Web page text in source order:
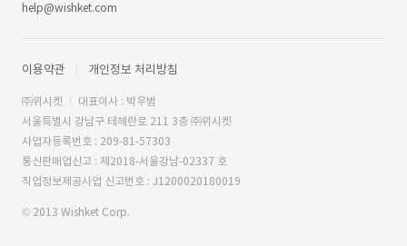
help@wishket.com
이용약관 개인정보 처리방침
㈜위시켓
대표이사 : 박우범
서울특별시 강남구 테헤란로 211 3층 ㈜위시켓
사업자등록번호 : 209-81-57303
통신판매업신고 : 제2018-서울강남-02337 호
직업정보제공사업 신고번호 : J1200020180019
© 2013 Wishket Corp.